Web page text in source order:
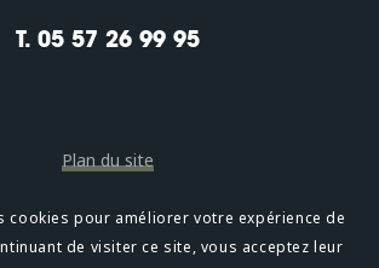
T. 05 57 26 99 95
Plan du site
Mentions légales
cookies pour améliorer votre expérience de
de visiter ce site, vous acceptez leur